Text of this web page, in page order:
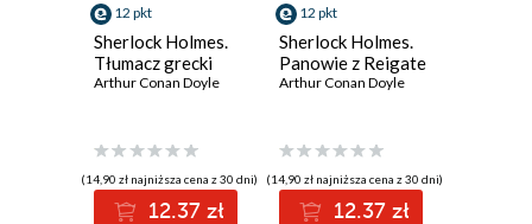
12 pkt
Sherlock Holmes.
Tłumacz grecki
Arthur Conan Doyle
(14,90 zł najniższa cena z 30 dni)
12.37 zł
12 pkt
Sherlock Holmes.
Panowie z Reigate
Arthur Conan Doyle
(14,90 zł najniższa cena z 30 dni)
12.37 zł